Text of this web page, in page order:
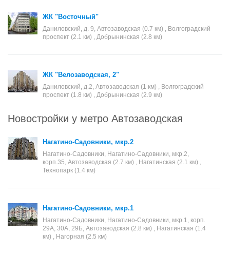
ЖК "Восточный"
Даниловский, д. 9, Автозаводская (0.7 км) , Волгоградский
проспект (2.1 км) , Добрынинская (2.8 км)
ЖК "Велозаводская, 2"
Даниловский, д.2, Автозаводская (1 км) , Волгоградский
проспект (1.8 км) , Добрынинская (2.9 км)
Новостройки у метро Автозаводская
Нагатино-Садовники, мкр.2
Нагатино-Садовники, Нагатино-Садовники, мкр.2,
корп.35, Автозаводская (2.7 км) , Нагатинская (2.1 км) ,
Технопарк (1.4 км)
Нагатино-Садовники, мкр.1
Нагатино-Садовники, Нагатино-Садовники, мкр.1, корп.
29А, 30А, 29Б, Автозаводская (2.8 км) , Нагатинская (1.4
км) , Нагорная (2.5 км)